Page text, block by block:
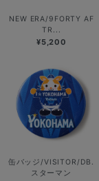
NEW ERA/9FORTY AF
TR...
¥5,200
缶バッジ/VISITOR/DB.
スターマン